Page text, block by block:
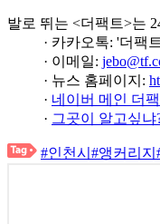
발로 뛰는 <더팩트>는
· 카카오톡: '더팩
· 이메일:
· 뉴스 홈페이지:
· 네이버 메인 더
· 그곳이 알고싶
#인천시 #앵커리지